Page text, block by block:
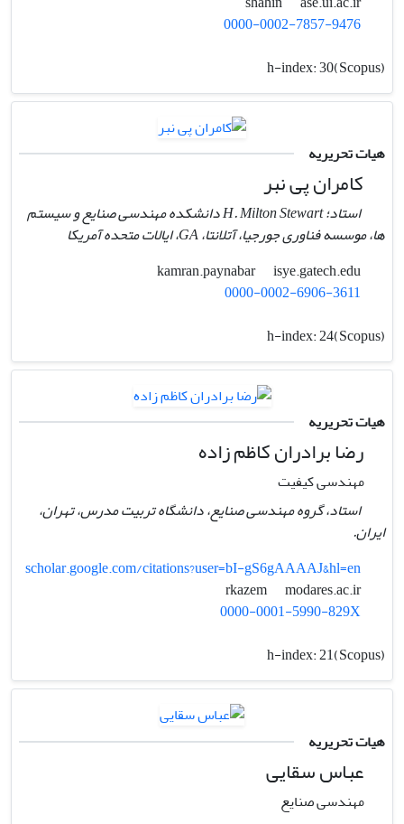
0000-0002-7857-9476
h-index:30(Scopus)
هیات تحریریه
کامران پی نبر
استاد؛ H. Milton Stewart دانشکده مهندسی صنایع و سیستم
ها، موسسه فناوری جورجیا، آتلانتا، GA، ایالات متحده آمریکا
isye.gatech.edu
0000-0002-6906-3611
h-index:24(Scopus)
هیات تحریریه
رضا برادران کاظم‏ زاده
مهندسی کیفیت
استاد، گروه مهندسی صنایع، دانشگاه تربیت مدرس، تهران،
ایران.
scholar.google.com/citations?user=bI-gS6gAAAAJ&hl=en
rkazem
modares.ac.ir
0000-0001-5990-829X
h-index:21(Scopus)
هیات تحریریه
عباس سقایی
مهندسی صنایع